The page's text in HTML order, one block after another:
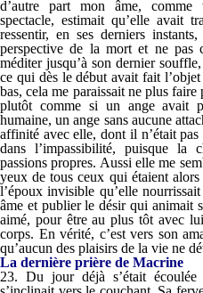
d’autre part mon âme, comme
spectacle, estimait qu’elle avait
ressentir, en ses derniers
perspective de la mort et ne pas
méditer jusqu’à son dernier
ce qui dès le début avait fait
bas, cela me paraissait ne plus
plutôt comme si un ange avait
humaine, un ange sans aucune
affinité avec elle, dont il n’était pas
dans l’impassibilité, puisque la
passions propres. Aussi elle me
yeux de tous ceux qui étaient
l’époux invisible qu’elle
âme et publier le désir qui animait
aimé, pour être au plus tôt avec
corps. En vérité, c’est vers son
qu’aucun des plaisirs de la vie ne
La dernière prière de Macrine
23. Du jour déjà s’était